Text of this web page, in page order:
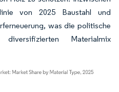
von 2025 Baustahl und
was die politische
Materialmix